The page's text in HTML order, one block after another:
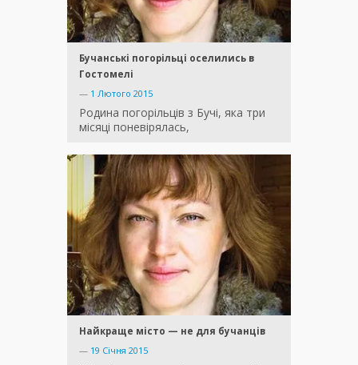
Бучанські погорільці оселились в
Гостомелі
— 1 Лютого 2015
Родина погорільців з Бучі, яка три
місяці поневірялась,
Найкраще місто — не для бучанців
— 19 Січня 2015